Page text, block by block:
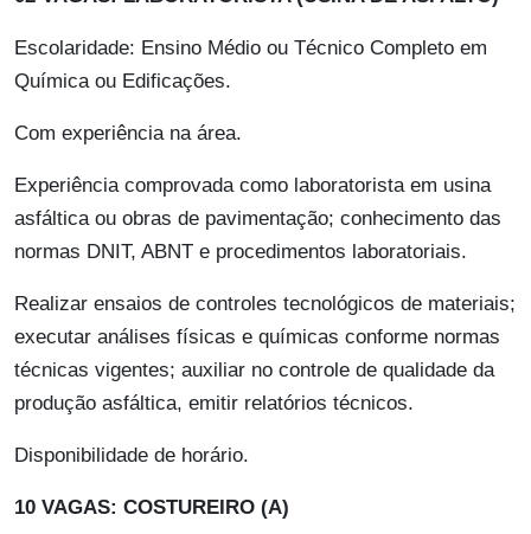
Escolaridade: Ensino Médio ou Técnico Completo em
Química ou Edificações.
Com experiência na área.
Experiência comprovada como laboratorista em usina
asfáltica ou obras de pavimentação; conhecimento das
normas DNIT, ABNT e procedimentos laboratoriais.
Realizar ensaios de controles tecnológicos de materiais;
executar análises físicas e químicas conforme normas
técnicas vigentes; auxiliar no controle de qualidade da
produção asfáltica, emitir relatórios técnicos.
Disponibilidade de horário.
10 VAGAS: COSTUREIRO (A)